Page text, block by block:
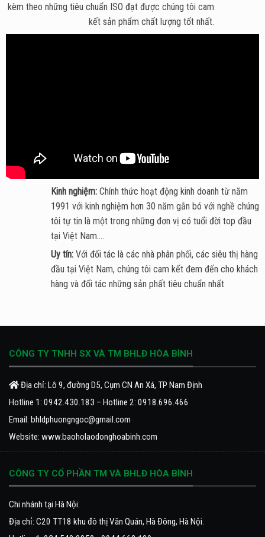
kèm theo những tiêu chuẩn ISO đạt được chúng tôi cam
kết sản phẩm chất lượng tốt nhất.
Kinh nghiệm: Chính thức hoạt động kinh doanh từ năm
1991 với kinh nghiệm hơn 30 năm gắn bó với nghề chúng
tôi tự tin là một trong những đơn vị có tuổi đời top đầu
tại Việt Nam....
Uy tín: Với đối tác là các nhà phân phối, các siêu thị hàng
đầu tại Việt Nam, chúng tôi cam kết đem đến cho khách
hàng và đối tác những sản phất tiêu chuẩn nhất
CÔNG TY TNHH SX VÀ TM BHLĐ HÒA BÌNH
Địa chỉ: Lô 9, đường D5, Cụm CN An Xá, TP Nam Định
Hotline 1: 0942.430.183 – Hotline 2: 0918.696.466
Email: bhldphuongngoc@gmail.com
Website: www.baoholaodonghoabinh.com
CÔNG TY CỔ PHẦN TM VÀ BHLĐ HÒA BÌNH
Chi nhánh tại Hà Nội:
Địa chỉ: C20 TT18 khu đô thị Văn Quán, Hà Đông, Hà Nội.